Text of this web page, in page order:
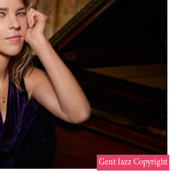
Gent Jazz Copyright